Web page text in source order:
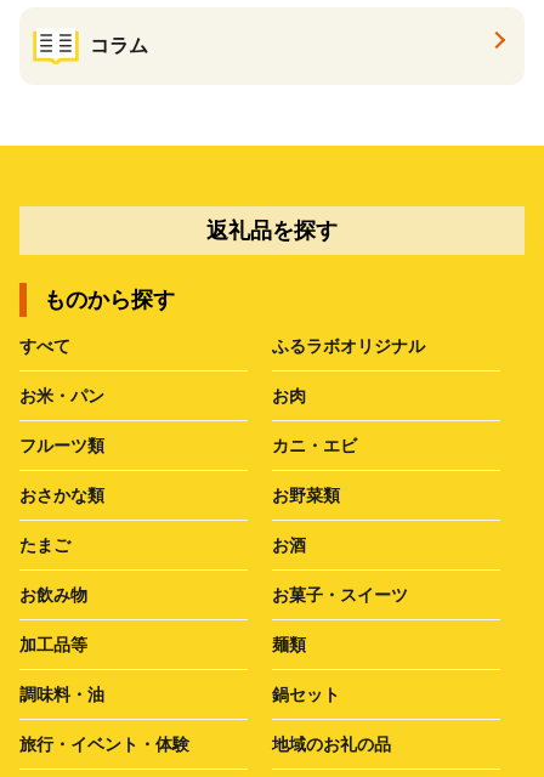
コラム
返礼品を探す
ものから探す
すべて ふるラボオリジナル
お米・パン お肉
フルーツ類 カニ・エビ
おさかな類 お野菜類
たまご お酒
お飲み物 お菓子・スイーツ
加工品等 麺類
調味料・油 鍋セット
旅行・イベント・体験 地域のお礼の品